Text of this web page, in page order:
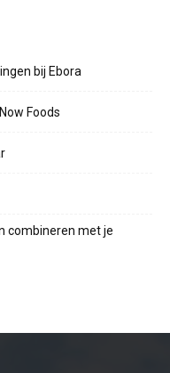
bij Ebora
Foods
combineren met je